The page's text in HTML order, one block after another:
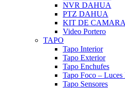
NVR DAHUA
PTZ DAHUA
KIT DE
Video Portero
TAPO
Tapo Interior
Tapo Exterior
Tapo Enchufes
Tapo Foco – Luces
Tapo Sensores